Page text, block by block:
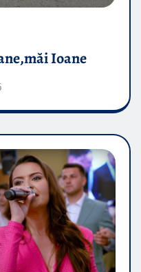
Ioane